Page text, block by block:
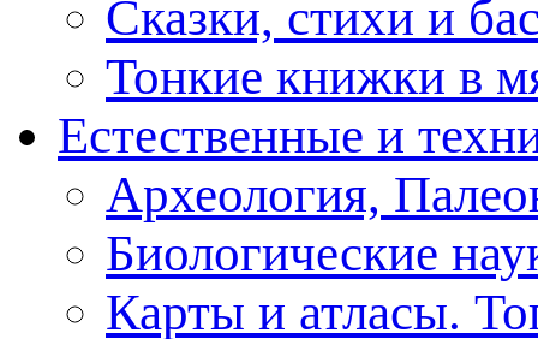
Сказки, стихи и
Тонкие книжки в
Естественные и
Археология,
Биологические
Карты и атласы.